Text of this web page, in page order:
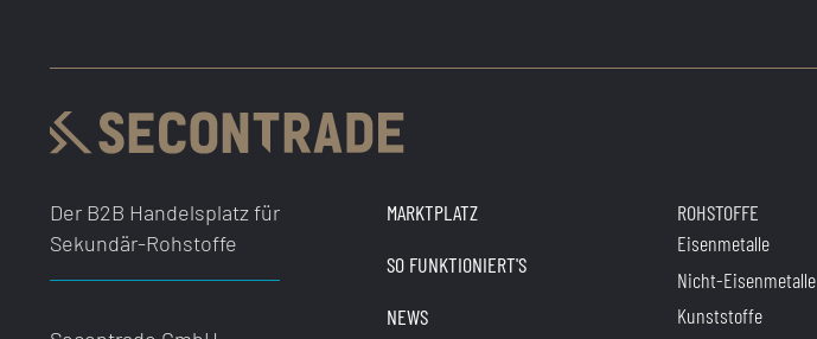
Der B2B Handelsplatz für
Sekundär-Rohstoffe
MARKTPLATZ
SO FUNKTIONIERT'S
NEWS
ROHSTOFFE
Eisenmetalle
Nicht-Eisenmetalle
Kunststoffe